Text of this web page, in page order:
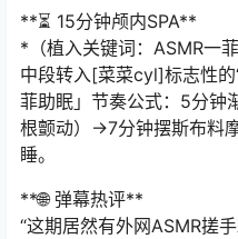
**⏳ 15分钟颅内SPA**
*（植入关键词：ASMR一
中段转入[菜菜cyl]标志性
菲助眠」节奏公式：5分钟
根颤动）→7分钟摆斯布料
睡。
**🌐 弹幕热评**
“这期居然有外网ASMR搓